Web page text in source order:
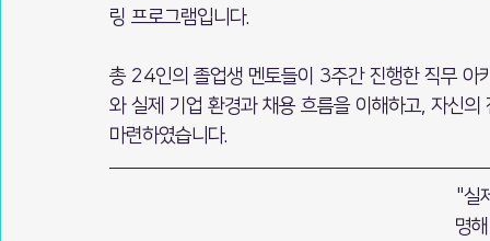
링 프로그램입니다.
총 24인의 졸업생 멘토들이 3주간 진행한 직무
와 실제 기업 환경과 채용 흐름을 이해하고, 자신
마련하였습니다.
"실
명